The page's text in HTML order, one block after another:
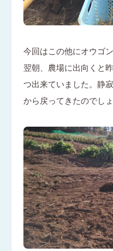
今回はこの他にオウゴ
翌朝、農場に出向くと
つ出来ていました。静
から戻ってきたのでし